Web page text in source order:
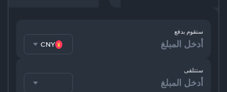
ستقوم بدفع
CNY
ستتلقى